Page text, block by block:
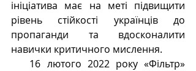
ініціатива має на меті підвищити
рівень стійкості українців до
пропаганди та вдосконалити
навички критичного мислення.